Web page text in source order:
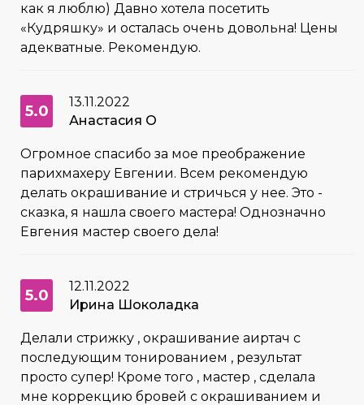
как я люблю) Давно хотела посетить
«Кудряшку» и осталась очень довольна! Цены
адекватные. Рекомендую.
5.0
13.11.2022
Анастасия О
Огромное спасибо за мое преображение
парихмахеру Евгении. Всем рекомендую
делать окрашивание и стричься у нее. Это -
сказка, я нашла своего мастера! Однозначно
Евгения мастер своего дела!
5.0
12.11.2022
Ирина Шоколадка
Делали стрижку , окрашивание аиртач с
последующим тонированием , результат
просто супер! Кроме того , мастер , сделала
мне коррекцию бровей с окрашиванием и